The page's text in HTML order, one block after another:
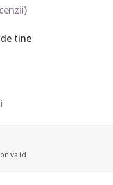
)
tine
valid